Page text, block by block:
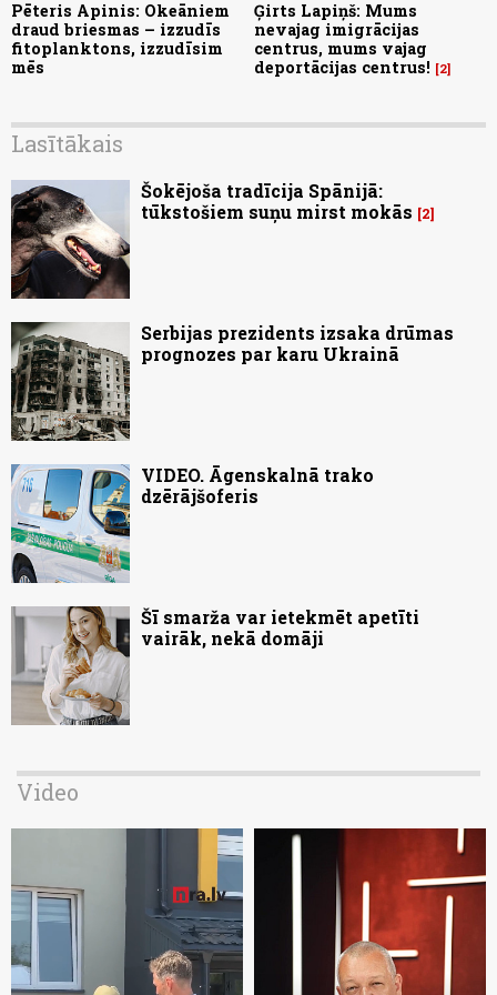
Pēteris Apinis: Okeāniem
draud briesmas – izzudīs
fitoplanktons, izzudīsim
mēs
Ģirts Lapiņš: Mums
nevajag imigrācijas
centrus, mums vajag
deportācijas centrus!
2
Lasītākais
Šokējoša tradīcija Spānijā:
tūkstošiem suņu mirst mokās
2
Serbijas prezidents izsaka drūmas
prognozes par karu Ukrainā
VIDEO. Āgenskalnā trako
dzērājšoferis
Šī smarža var ietekmēt apetīti
vairāk, nekā domāji
Video